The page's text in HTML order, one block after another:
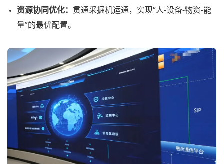
资源协同优化： 贯通采掘机运通，实现“人-设备-物资-能
量”的最优配置。